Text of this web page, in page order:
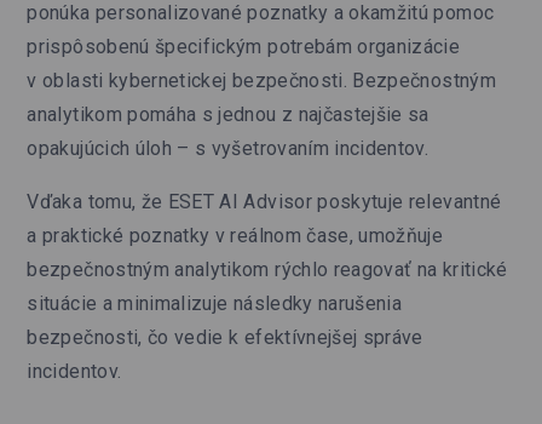
ponúka personalizované poznatky a okamžitú pomoc
prispôsobenú špecifickým potrebám organizácie
v oblasti kybernetickej bezpečnosti. Bezpečnostným
analytikom pomáha s jednou z najčastejšie sa
opakujúcich úloh – s vyšetrovaním incidentov.
Vďaka tomu, že ESET AI Advisor poskytuje relevantné
a praktické poznatky v reálnom čase, umožňuje
bezpečnostným analytikom rýchlo reagovať na kritické
situácie a minimalizuje následky narušenia
bezpečnosti, čo vedie k efektívnejšej správe
incidentov.